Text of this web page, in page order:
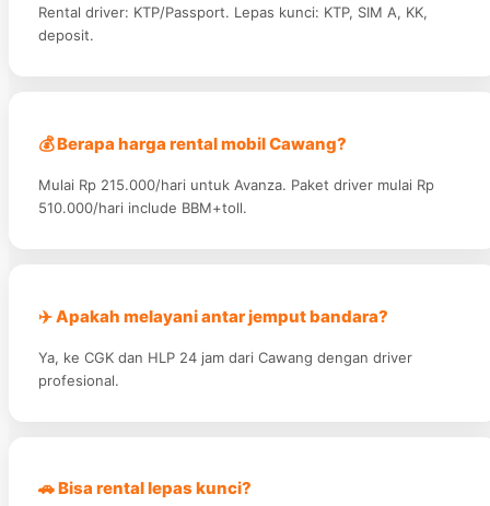
Rental driver: KTP/Passport. Lepas kunci: KTP, SIM A, KK,
deposit.
💰 Berapa harga rental mobil Cawang?
Mulai Rp 215.000/hari untuk Avanza. Paket driver mulai Rp
510.000/hari include BBM+toll.
✈️ Apakah melayani antar jemput bandara?
Ya, ke CGK dan HLP 24 jam dari Cawang dengan driver
profesional.
🚗 Bisa rental lepas kunci?